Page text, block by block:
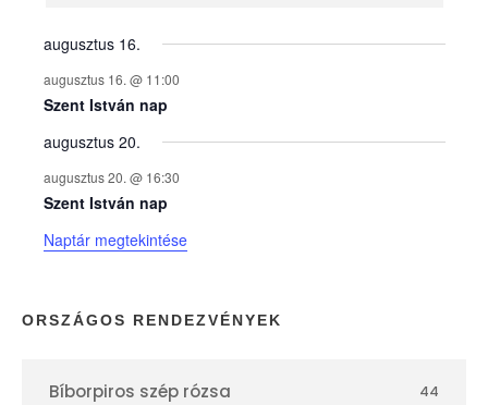
y
e
k
n
a
p
augusztus 16.
augusztus 16. @ 11:00
Szent István nap
augusztus 20.
augusztus 20. @ 16:30
Szent István nap
Naptár megtekintése
ORSZÁGOS RENDEZVÉNYEK
Bíborpiros szép rózsa 44